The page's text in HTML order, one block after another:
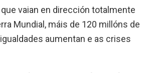
vaian en dirección totalmente
Mundial, máis de 120 millóns de
aumentan e as crises